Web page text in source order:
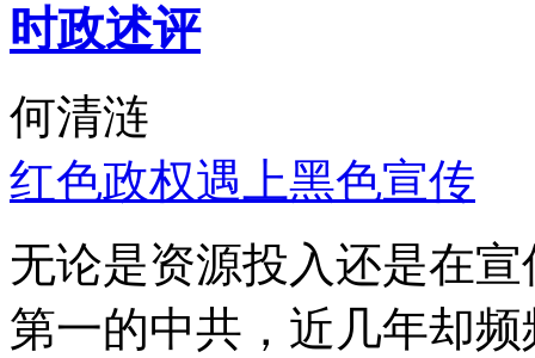
时政述评
何清涟
红色政权遇上黑色宣传
无论是资源投入还是在
第一的中共，近几年却